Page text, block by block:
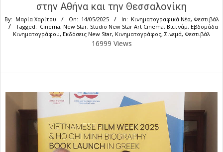
στην Αθήνα και την Θεσσαλονίκη
By: Μαρία Χαρίτου On: 14/05/2025 In: Κινηματογραφικά Νέα, Φεστιβάλ
Tagged: Cinema, New Star, Studio New Star Art Cinema, Βιετνάμ, Εβδομάδα
Κινηματογράφου, Εκδόσεις New Star, Κινηματογράφος, Σινεμά, Φεστιβάλ
16999 Views